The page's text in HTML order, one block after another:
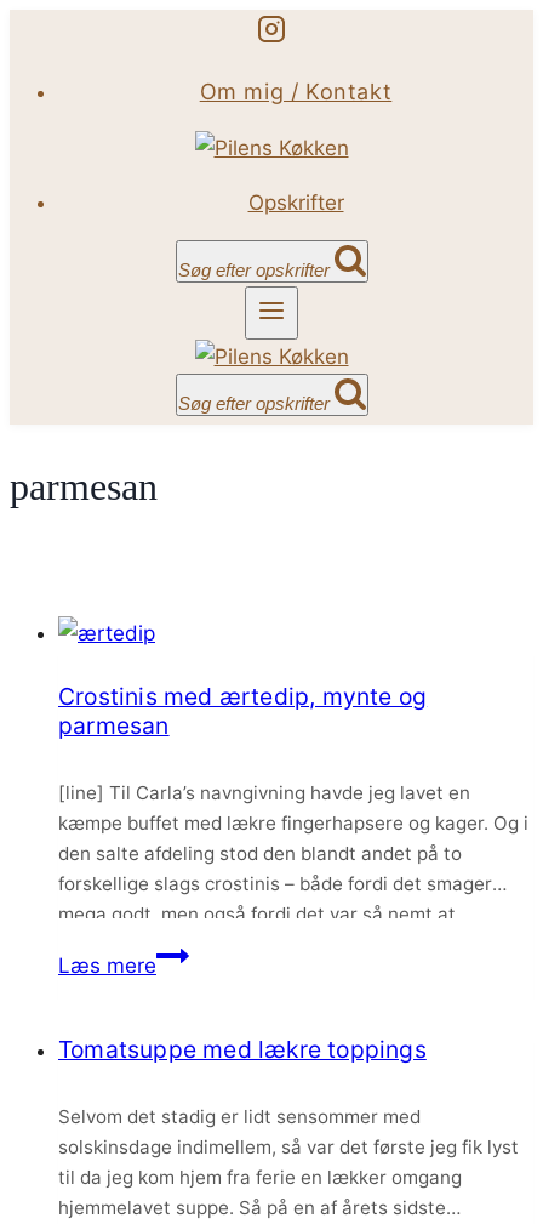
indhold
Om mig / Kontakt
Opskrifter
Søg efter opskrifter
Søg efter opskrifter
parmesan
Crostinis med ærtedip, mynte og
parmesan
[line] Til Carla’s navngivning havde jeg lavet en
kæmpe buffet med lækre fingerhapsere og kager. Og i
den salte afdeling stod den blandt andet på to
forskellige slags crostinis – både fordi det smager
mega godt, men også fordi det var så nemt at
forberede fyldet på forhånd, og så kunne jeg bare
fylde hurtigt…
Læs mereCrostinis
mynte
parmesan
Tomatsuppe med lækre toppings
Selvom det stadig er lidt sensommer med
solskinsdage indimellem, så var det første jeg fik lyst
til da jeg kom hjem fra ferie en lækker omgang
hjemmelavet suppe. Så på en af årets sidste